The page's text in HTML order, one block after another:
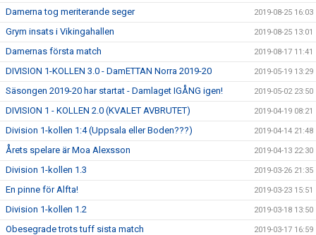
Damerna tog meriterande seger 2019-08-25 16:03
Grym insats i Vikingahallen 2019-08-25 13:01
Damernas första match 2019-08-17 11:41
DIVISION 1-KOLLEN 3.0 - DamETTAN Norra 2019-20 2019-05-19 13:29
Säsongen 2019-20 har startat - Damlaget IGÅNG igen! 2019-05-02 23:50
DIVISION 1 - KOLLEN 2.0 (KVALET AVBRUTET) 2019-04-19 08:21
Division 1-kollen 1:4 (Uppsala eller Boden???) 2019-04-14 21:48
Årets spelare är Moa Alexsson 2019-04-13 22:30
Division 1-kollen 1.3 2019-03-26 21:35
En pinne för Alfta! 2019-03-23 15:51
Division 1-kollen 1.2 2019-03-18 13:50
Obesegrade trots tuff sista match 2019-03-17 16:59